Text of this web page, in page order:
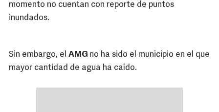
momento no cuentan con reporte de puntos
inundados.
Sin embargo, el AMG no ha sido el municipio en el que
mayor cantidad de agua ha caído.